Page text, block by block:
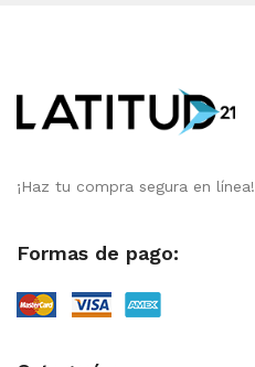
¡Haz tu compra segura en línea!
Formas de pago: